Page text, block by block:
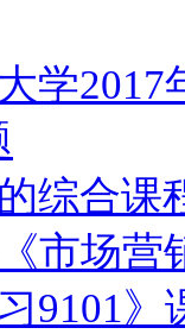
学
综合课
市场营
习9101